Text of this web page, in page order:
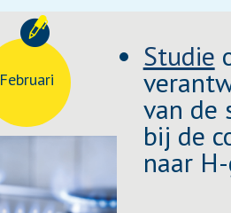
Februari
Studie
van de
bij de
naar